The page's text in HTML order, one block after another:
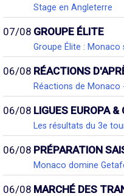
Stage en Angleterre
07/08 GROUPE ÉLITE
Groupe Élite : Monaco
06/08 RÉACTIONS
Réactions de Monaco
06/08 LIGUES EUROPA &
Les résultats du 3e
06/08 PRÉPARATION
Monaco domine
06/08 MARCHÉ DES